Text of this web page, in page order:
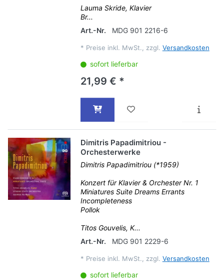
Lauma Skride, Klavier
Br...
Art.-Nr.
MDG 901 2216-6
* Preise inkl. MwSt., zzgl. Versandkosten
sofort lieferbar
21,99 € *
Dimitris Papadimitriou -
Orchesterwerke
Dimitris Papadimitriou (*1959)
Konzert für Klavier & Orchester Nr. 1
Miniatures Suite Dreams Errants
Incompleteness
Pollok
Titos Gouvelis, K...
Art.-Nr.
MDG 901 2229-6
* Preise inkl. MwSt., zzgl. Versandkosten
sofort lieferbar